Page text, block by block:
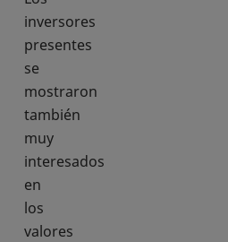
inversores
presentes
se
mostraron
también
muy
interesados
en
los
valores